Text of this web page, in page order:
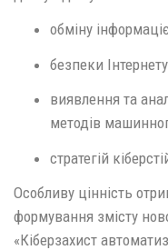
обміну
безпеки
виявлення та
методів
стратегій
Особливу цінність
формування змісту
«Кіберзахист